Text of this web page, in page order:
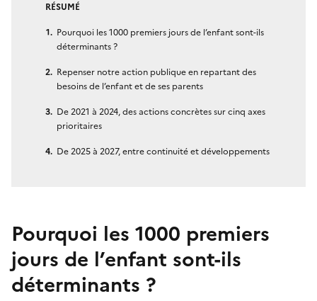
RÉSUMÉ
Pourquoi les 1000 premiers jours de l’enfant sont-ils
déterminants ?
Repenser notre action publique en repartant des
besoins de l’enfant et de ses parents
De 2021 à 2024, des actions concrètes sur cinq axes
prioritaires
De 2025 à 2027, entre continuité et développements
Pourquoi les 1000 premiers
jours de l’enfant sont-ils
déterminants ?